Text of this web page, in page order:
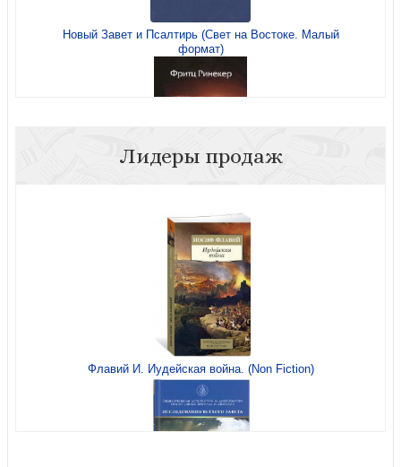
Новый Завет и Псалтирь (Свет на Востоке. Малый
формат)
Лучшее — впереди
Тропинка. Библейская книжка-раскраска
Лидеры продаж
Флавий И. Иудейская война. (Non Fiction)